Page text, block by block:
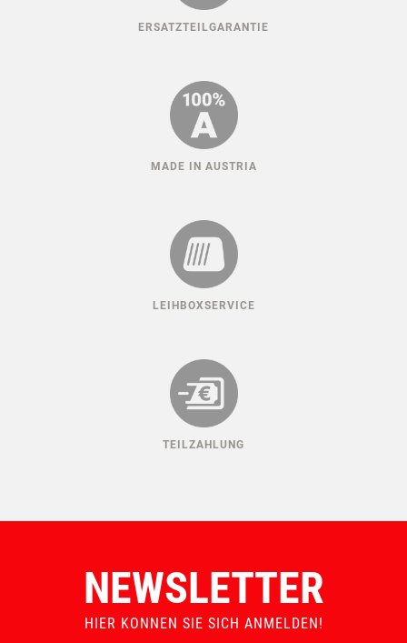
ERSATZTEILGARANTIE
MADE IN AUSTRIA
LEIHBOXSERVICE
TEILZAHLUNG
NEWSLETTER
HIER KONNEN SIE SICH ANMELDEN!